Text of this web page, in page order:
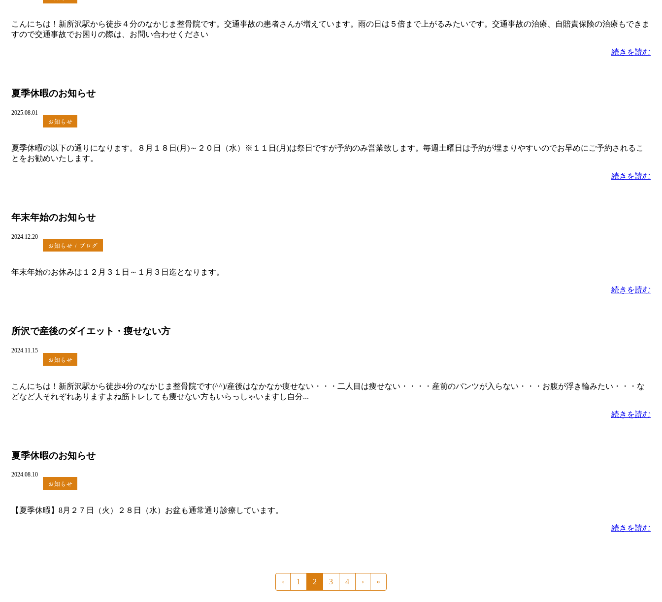
こんにちは！新所沢駅から徒歩４分のなかじま整骨院です。交通事故の患者さんが増えています。雨の日は５倍まで上がるみたいです。交通事故の治療、自賠責保険の治療もできま
すので交通事故でお困りの際は、お問い合わせください
続きを読む
夏季休暇のお知らせ
2025.08.01
お知らせ
夏季休暇の以下の通りになります。８月１８日(月)～２０日（水）※１１日(月)は祭日ですが予約のみ営業致します。毎週土曜日は予約が埋まりやすいのでお早めにご予約されるこ
とをお勧めいたします。
続きを読む
年末年始のお知らせ
2024.12.20
お知らせ ブログ
年末年始のお休みは１２月３１日～１月３日迄となります。
続きを読む
所沢で産後のダイエット・痩せない方
2024.11.15
お知らせ
こんにちは！新所沢駅から徒歩4分のなかじま整骨院です(^^)/産後はなかなか痩せない・・・二人目は痩せない・・・・産前のパンツが入らない・・・お腹が浮き輪みたい・・・な
どなど人それぞれありますよね筋トレしても痩せない方もいらっしゃいますし自分...
続きを読む
夏季休暇のお知らせ
2024.08.10
お知らせ
【夏季休暇】8月２７日（火）２８日（水）お盆も通常通り診療しています。
続きを読む
‹ 1 2 3 4 › »